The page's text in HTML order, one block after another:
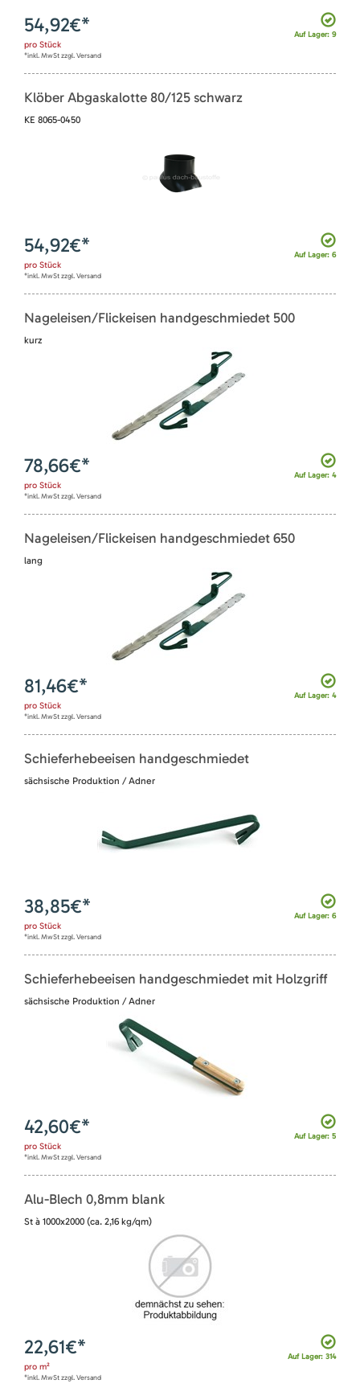
Auf Lager: 9
54,92€*
pro Stück
*inkl. MwSt zzgl. Versand
Klöber Abgaskalotte 80/125 schwarz
KE 8065-0450
Auf Lager: 6
54,92€*
pro Stück
*inkl. MwSt zzgl. Versand
Nageleisen/Flickeisen handgeschmiedet 500
kurz
Auf Lager: 4
78,66€*
pro Stück
*inkl. MwSt zzgl. Versand
Nageleisen/Flickeisen handgeschmiedet 650
lang
Auf Lager: 4
81,46€*
pro Stück
*inkl. MwSt zzgl. Versand
Schieferhebeeisen handgeschmiedet
sächsische Produktion / Adner
Auf Lager: 6
38,85€*
pro Stück
*inkl. MwSt zzgl. Versand
Schieferhebeeisen handgeschmiedet mit Holzgriff
sächsische Produktion / Adner
Auf Lager: 5
42,60€*
pro Stück
*inkl. MwSt zzgl. Versand
Alu-Blech 0,8mm blank
St à 1000x2000 (ca. 2,16 kg/qm)
Auf Lager: 314
22,61€*
pro m²
*inkl. MwSt zzgl. Versand